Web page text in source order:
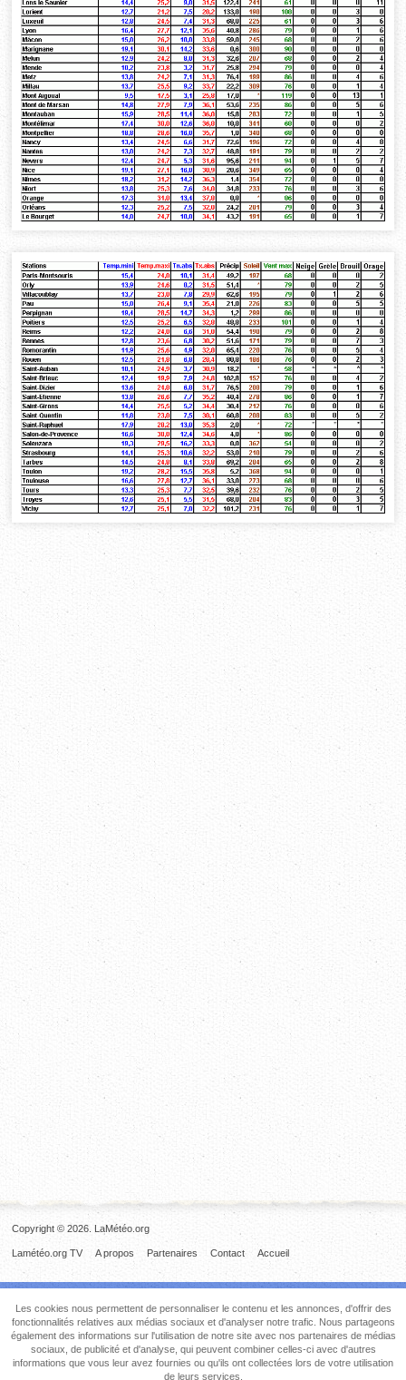
Copyright © 2026. LaMétéo.org
Accueil
Contact
Partenaires
A propos
Lamétéo.org TV
Les cookies nous permettent de personnaliser le contenu et les annonces, d'offrir des
fonctionnalités relatives aux médias sociaux et d'analyser notre trafic. Nous partageons
également des informations sur l'utilisation de notre site avec nos partenaires de médias
sociaux, de publicité et d'analyse, qui peuvent combiner celles-ci avec d'autres
informations que vous leur avez fournies ou qu'ils ont collectées lors de votre utilisation
de leurs services.